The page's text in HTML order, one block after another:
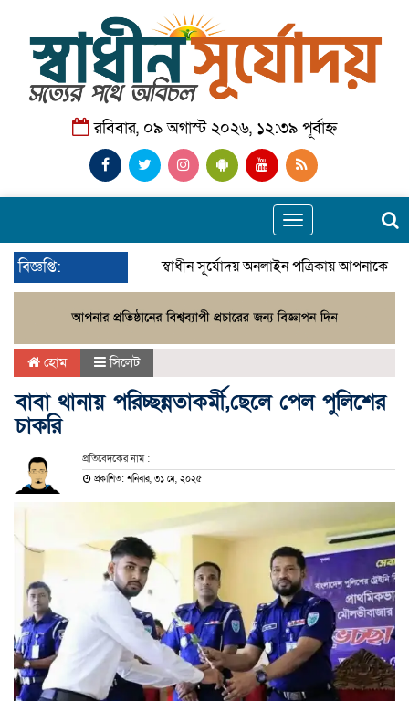
রবিবার, ০৯ অগাস্ট ২০২৬, ১২:৩৯ পূর্বাহ্ন
Toggle
navigation
বিজ্ঞপ্তি: স্বাধীন সূর্যোদয় অনলাইন পত্রিকায় আপনাকে
হোম সিলেট
বাবা থানায় পরিচ্ছন্নতাকর্মী,ছেলে পেল পুলিশের
চাকরি
প্রতিবেদকের নাম :
প্রকাশিত: শনিবার, ৩১ মে, ২০২৫